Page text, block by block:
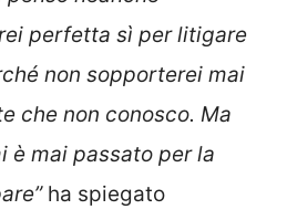
perfetta sì per litigare
non sopporterei mai
che non conosco. Ma
è mai passato per la
ha spiegato